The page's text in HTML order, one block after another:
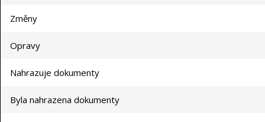
Změny
Opravy
Nahrazuje dokumenty
Byla nahrazena dokumenty